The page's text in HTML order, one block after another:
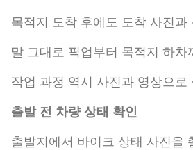
목적지 도착 후에도 도착 사진
말 그대로 픽업부터 목적지 하
작업 과정 역시 사진과 영상으
출발 전 차량 상태 확인
출발지에서 바이크 상태 사진을